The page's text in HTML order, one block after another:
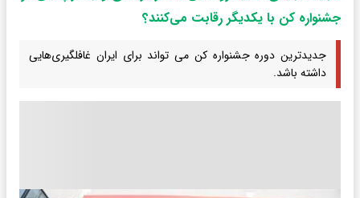
جشنواره کن با یکدیگر رقابت می‌کنند؟
جدیدترین دوره جشنواره کن می تواند برای ایران غافلگیری‌هایی
داشته باشد.